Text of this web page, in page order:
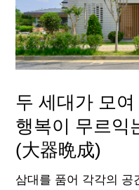
두 세대가 모
행복이 무르익
(大器晩成)
삼대를 품어 각각의 공